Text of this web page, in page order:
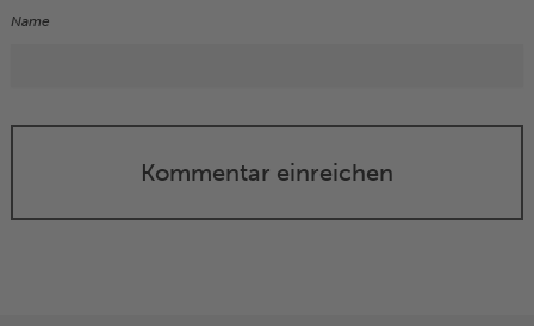
Name
Kommentar einreichen